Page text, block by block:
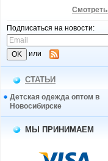
Смотреть
Подписаться на новости:
или
СТАТЬИ
Детская одежда оптом в
Новосибирске
МЫ ПРИНИМАЕМ